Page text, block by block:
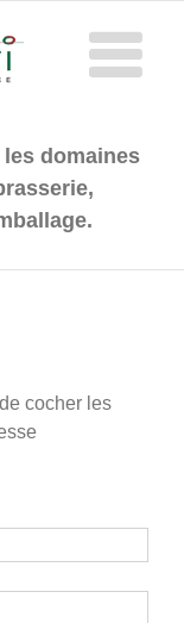
domaines
cocher les